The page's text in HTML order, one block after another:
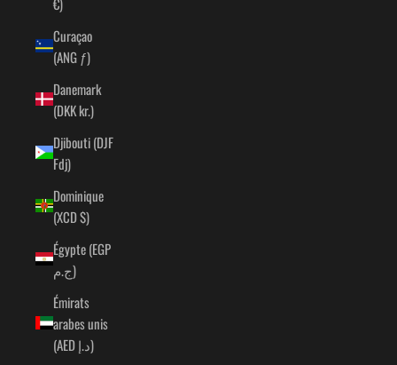
Curaçao
(ANG ƒ)
Danemark
(DKK kr.)
Djibouti (DJF
Fdj)
Dominique
(XCD $)
Égypte (EGP
ج.م)
Émirats
arabes unis
(AED د.إ)